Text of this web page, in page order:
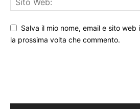
Salva il mio nome, email e sito
la prossima volta che commento.